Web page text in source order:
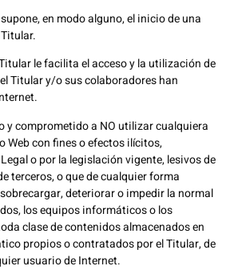
en modo alguno, el inicio de una
le facilita el acceso y la utilización de
Titular y/o sus colaboradores han
y comprometido a NO utilizar cualquiera
Web con fines o efectos ilícitos,
o por la legislación vigente, lesivos de
terceros, o que de cualquier forma
deteriorar o impedir la normal
los equipos informáticos o los
clase de contenidos almacenados en
propios o contratados por el Titular, de
usuario de Internet.